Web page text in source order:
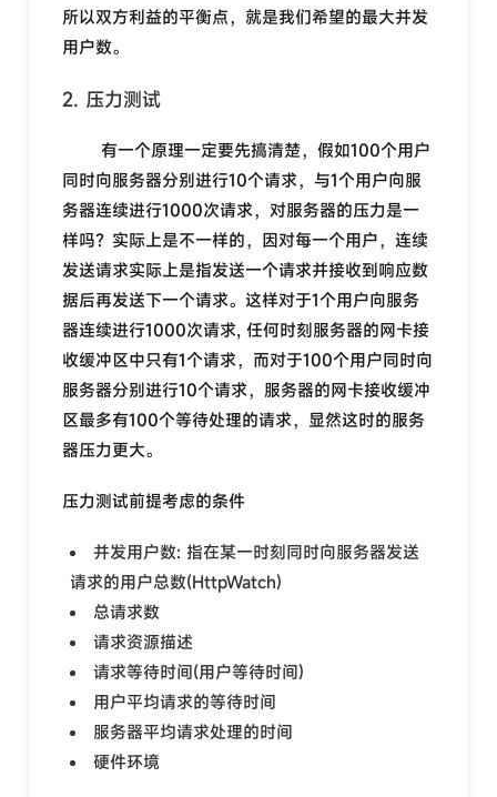
所以双方利益的平衡点，就是我们希望的最大并发
用户数。
2. 压力测试
有一个原理一定要先搞清楚，假如100个用户
同时向服务器分别进行10个请求，与1个用户向服
务器连续进行1000次请求，对服务器的压力是一
样吗？实际上是不一样的，因对每一个用户，连续
发送请求实际上是指发送一个请求并接收到响应数
据后再发送下一个请求。这样对于1个用户向服务
器连续进行1000次请求, 任何时刻服务器的网卡接
收缓冲区中只有1个请求，而对于100个用户同时向
服务器分别进行10个请求，服务器的网卡接收缓冲
区最多有100个等待处理的请求，显然这时的服务
器压力更大。
压力测试前提考虑的条件
并发用户数: 指在某一时刻同时向服务器发送
请求的用户总数(HttpWatch)
总请求数
请求资源描述
请求等待时间(用户等待时间)
用户平均请求的等待时间
服务器平均请求处理的时间
硬件环境